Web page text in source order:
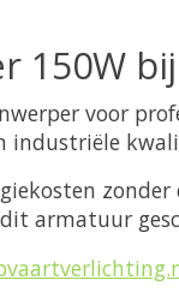
150W bij
voor
armatuur